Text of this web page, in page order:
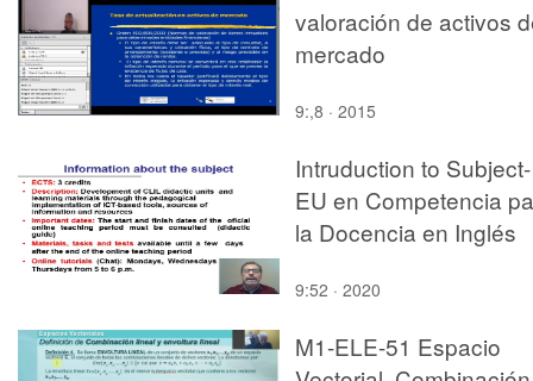
valoración de activos
mercado
9:,8 · 2015
Intruduction to Subject-
EU en Competencia
la Docencia en Inglés
9:52 · 2020
M1-ELE-51 Espacio